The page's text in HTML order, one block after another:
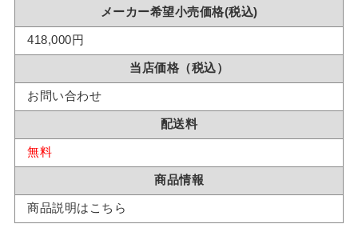
メーカー希望小売価格(税込)
418,000円
当店価格（税込）
お問い合わせ
配送料
無料
商品情報
商品説明はこちら